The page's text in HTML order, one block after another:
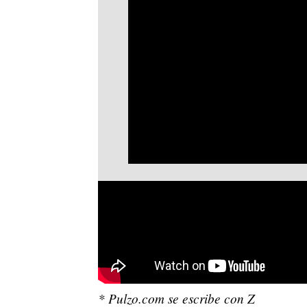
* Pulzo.com se escribe con Z